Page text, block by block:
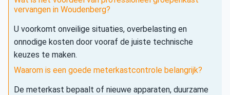
vervangen in Woudenberg?
U voorkomt onveilige situaties, overbelasting en
onnodige kosten door vooraf de juiste technische
keuzes te maken.
Waarom is een goede meterkastcontrole belangrijk?
De meterkast bepaalt of nieuwe apparaten, duurzame